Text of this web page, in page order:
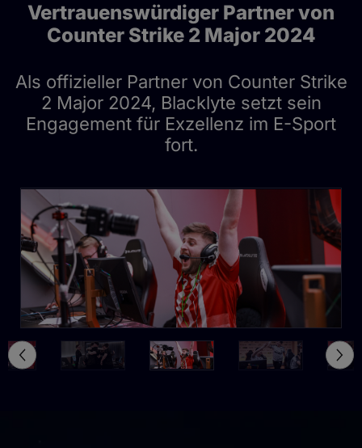
Vertrauenswürdiger Partner von
Counter Strike 2 Major 2024
Als offizieller Partner von Counter Strike
2 Major 2024, Blacklyte setzt sein
Engagement für Exzellenz im E-Sport
fort.